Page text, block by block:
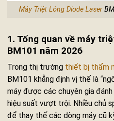
Máy Triệt Lông Diode Laser
1. Tổng quan về máy
BM101 năm 2026
Trong thị trường thiết bị thẩm
BM101 khẳng định vị thế là
máy được các chuyên gia
hiệu suất vượt trội. Nhiều chủ
để thay thế các dòng máy cũ